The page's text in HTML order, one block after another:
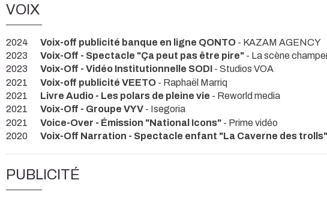
VOIX
2024 Voix-off publicité banque en ligne QONTO - KAZAM AGENCY
2023
Voix-Off - Spectacle "Ça peut pas être pire" - La scène
2023
Voix-Off - Vidéo Institutionnelle SODI - Studios VOA
2021
Voix-off publicité VEETO - Raphaël Marriq
2021
Livre Audio - Les polars de pleine vie - Reworld media
2021
Voix-Off - Groupe VYV - Isegoria
2021
Voice-Over - Émission "National Icons" - Prime vidéo
2020
Voix-Off Narration - Spectacle enfant "La Caverne des trolls"
PUBLICITÉ